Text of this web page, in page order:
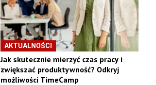
AKTUALNOŚCI
Jak skutecznie mierzyć czas pracy i
zwiększać produktywność? Odkryj
możliwości TimeCamp